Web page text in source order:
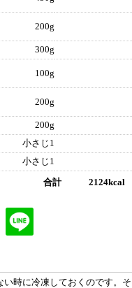
200g
300g
100g
200g
200g
小さじ1
小さじ1
合計 2124kcal
時に冷凍しておくのです。そ